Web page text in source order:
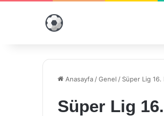
Anasayfa /Genel / Süper Lig 16.
Süper Lig